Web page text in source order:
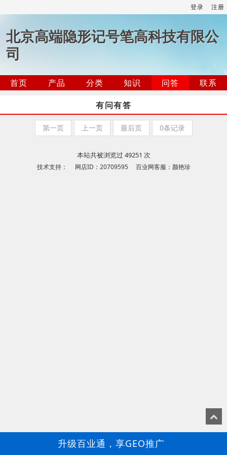
登录 注册
北京高端隐形记号笔高科技有限公
司
首页 产品 分类 知识 问答
联系
有问有答
第一页 上一页 最后页 0条记录
本站共被浏览过 49251 次
技术支持： 网店ID：20709595 百业网客服：颜艳珍
升级百业通，享GEO推广